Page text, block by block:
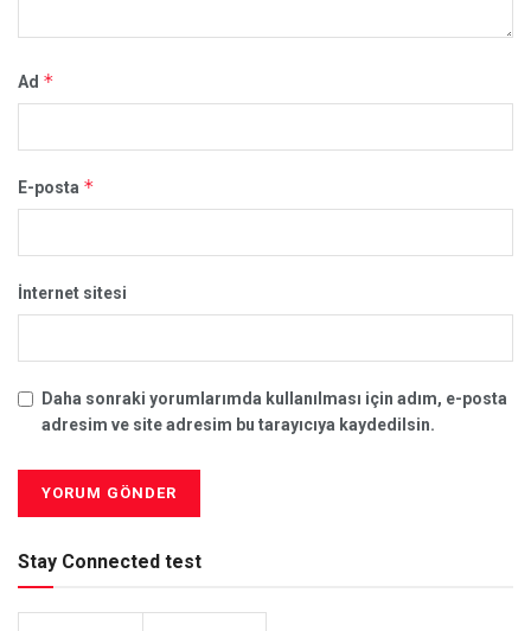
Ad *
E-posta *
İnternet sitesi
Daha sonraki yorumlarımda kullanılması için adım, e-posta
adresim ve site adresim bu tarayıcıya kaydedilsin.
Stay Connected test